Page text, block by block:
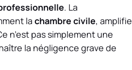
. La
la chambre civile, amplifie
n’est pas simplement une
la négligence grave de